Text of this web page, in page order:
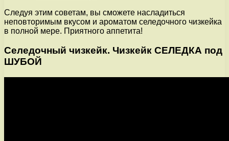
Следуя этим советам, вы сможете насладиться
неповторимым вкусом и ароматом селедочного чизкейка
в полной мере. Приятного аппетита!
Селедочный чизкейк. Чизкейк СЕЛЕДКА под
ШУБОЙ